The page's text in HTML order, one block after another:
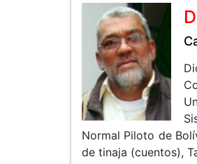
Normal Piloto de
de tinaja (cuentos),